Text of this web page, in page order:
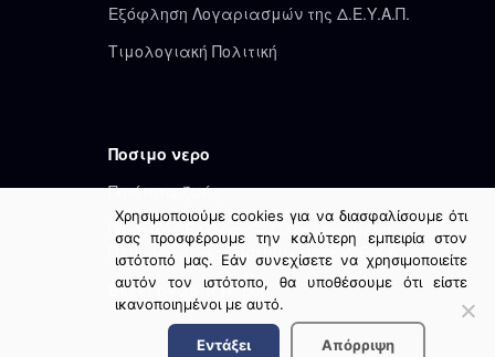
Εξόφληση Λογαριασμών της Δ.Ε.Υ.Α.Π.
Τιμολογιακή Πολιτική
Ποσιμο νερο
Ποιότητα ζωής
Ποιοτικός Έλεγχος – Ολοκληρωμένο
Πληροφοριακό Σύστημα της Ε.Δ.Ε.Υ.Α.
Επεξεργασία Νερού
Χρησιμοποιούμε cookies για να διασφαλίσουμε ότι
σας προσφέρουμε την καλύτερη εμπειρία στον
ιστότοπό μας. Εάν συνεχίσετε να χρησιμοποιείτε
αυτόν τον ιστότοπο, θα υποθέσουμε ότι είστε
ικανοποιημένοι με αυτό.
Εντάξει Απόρριψη